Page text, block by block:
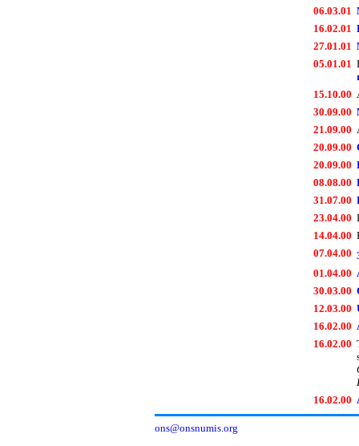
06.03.01
16.02.01
27.01.01
05.01.01
15.10.00
30.09.00
21.09.00
20.09.00
20.09.00
08.08.00
31.07.00
23.04.00
14.04.00
07.04.00
01.04.00
30.03.00
12.03.00
16.02.00
16.02.00
16.02.00
ons@onsnumis.org